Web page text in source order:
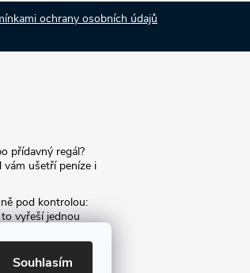
Souhlasím
ochrany osobních údajů
přídavný regál?
vám ušetří peníze i
pod kontrolou:
vyřeší jednou
archiv:
archivních